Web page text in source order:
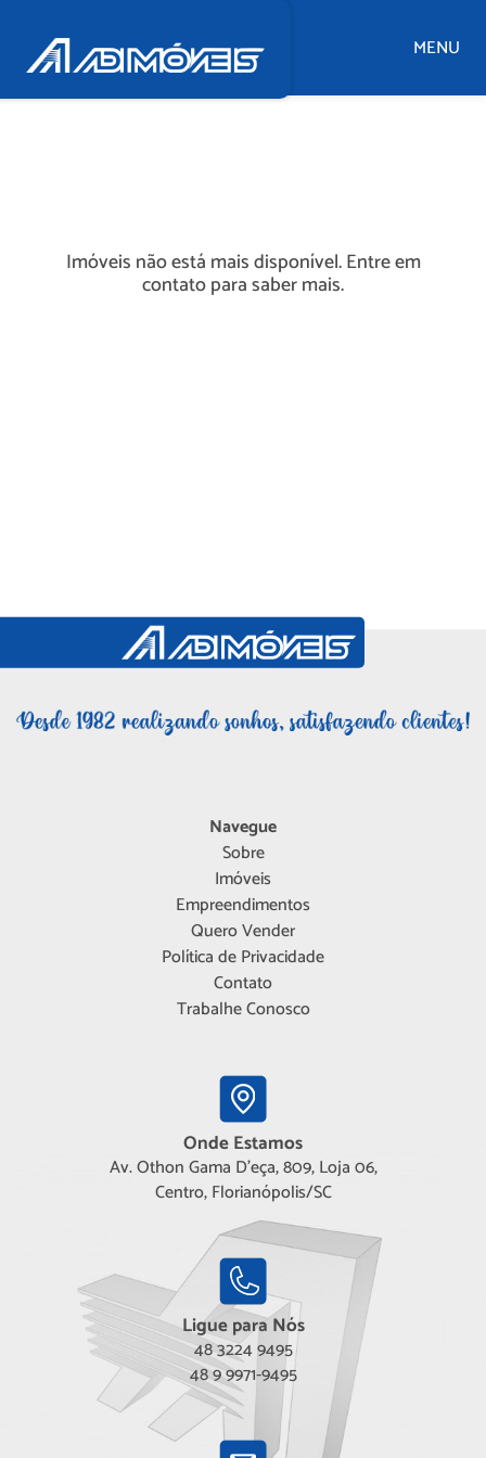
MENU
Imóveis não está mais disponível. Entre em
contato para saber mais.
Navegue
Sobre
Imóveis
Empreendimentos
Quero Vender
Política de Privacidade
Contato
Trabalhe Conosco
Onde Estamos
Av. Othon Gama D'eça, 809, Loja 06,
Centro, Florianópolis/SC
Ligue para Nós
48 3224 9495
48 9 9971-9495